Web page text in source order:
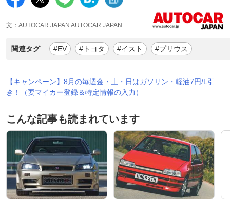
文：AUTOCAR JAPAN AUTOCAR JAPAN
関連タグ #EV #トヨタ #イスト #プリウス
【キャンペーン】8月の毎週金・土・日はガソリン・軽油7円/L引
き！（要マイカー登録＆特定情報の入力）
こんな記事も読まれています